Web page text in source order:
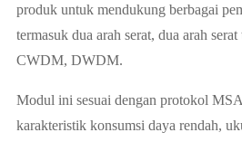
produk untuk mendukung berbagai
termasuk dua arah serat, dua arah
CWDM, DWDM.
Modul ini sesuai dengan protokol
karakteristik konsumsi daya rendah,